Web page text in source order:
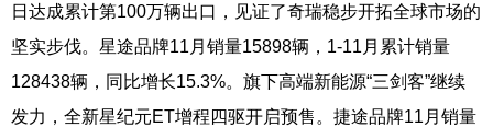
日达成累计第100万辆出口，见证了奇瑞稳步开拓全球市场的
坚实步伐。星途品牌11月销量15898辆，1-11月累计销量
128438辆，同比增长15.3%。旗下高端新能源“三剑客”继续
发力，全新星纪元ET增程四驱开启预售。捷途品牌11月销量